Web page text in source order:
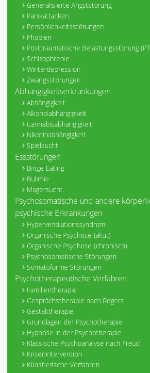
Generalisierte Angststörung
Panikattacken
Persönlichkeitsstörungen
Phobien
Posttraumatische Belastungsstörung
Schizophrenie
Winterdepression
Zwangsstörungen
Abhängigkeitserkrankungen
Abhängigkeit
Alkoholabhängigkeit
Cannabisabhängigkeit
Nikotinabhängigkeit
Spielsucht
Essstörungen
Binge Eating
Bulimie
Magersucht
Psychosomatische und andere
psychische Erkrankungen
Hyperventilationssyndrom
Organische Psychose (akut)
Organische Psychose (chronisch)
Psychosomatische Störungen
Somatoforme Störungen
Psychotherapeutische Verfahren
Familientherapie
Gesprächstherapie nach Rogers
Gestalttherapie
Grundlagen der Psychotherapie
Hypnose in der Psychotherapie
Klassische Psychoanalyse nach Freud
Krisenintervention
Künstlerische Verfahren